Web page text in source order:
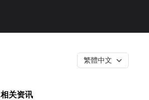
繁體中文
相关资讯